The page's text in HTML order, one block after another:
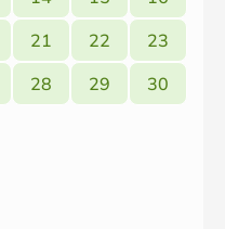
21 22
23
28 29
30